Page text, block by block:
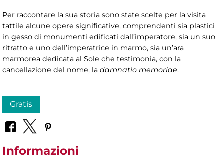
Per raccontare la sua storia sono state scelte per la visita
tattile alcune opere significative, comprendenti sia plastici
in gesso di monumenti edificati dall’imperatore, sia un suo
ritratto e uno dell’imperatrice in marmo, sia un’ara
marmorea dedicata al Sole che testimonia, con la
cancellazione del nome, la damnatio memoriae.
Gratis
Informazioni